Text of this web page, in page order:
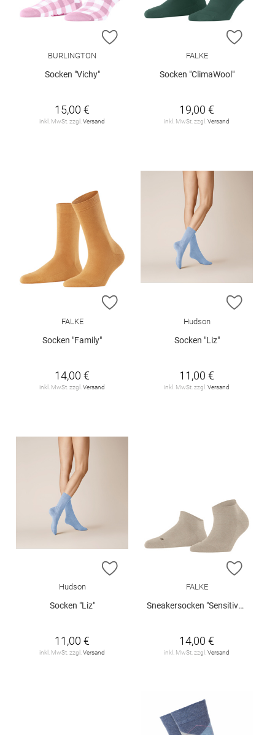
ZUR WUNSCHLISTE HINZUFÜGEN
BURLINGTON
Socken "Vichy"
15,00 €
inkl. MwSt. zzgl. Versand
ZUR
FALKE
Socken "ClimaWool"
19,00 €
inkl. MwSt. zzgl. Versand
ZUR WUNSCHLISTE HINZUFÜGEN
FALKE
Socken "Family"
14,00 €
inkl. MwSt. zzgl. Versand
ZUR
Hudson
Socken "Liz"
11,00 €
inkl. MwSt. zzgl. Versand
ZUR WUNSCHLISTE HINZUFÜGEN
Hudson
Socken "Liz"
11,00 €
inkl. MwSt. zzgl.Versand
ZUR
FALKE
Sneakersocken "Sensitive London"
14,00 €
inkl. MwSt. zzgl.Versand